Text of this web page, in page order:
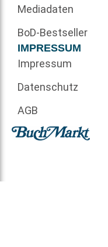
Mediadaten
BoD-Bestseller
IMPRESSUM
Impressum
Datenschutz
AGB